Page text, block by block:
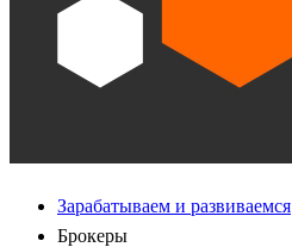
Зарабатываем и развиваемся
Брокеры